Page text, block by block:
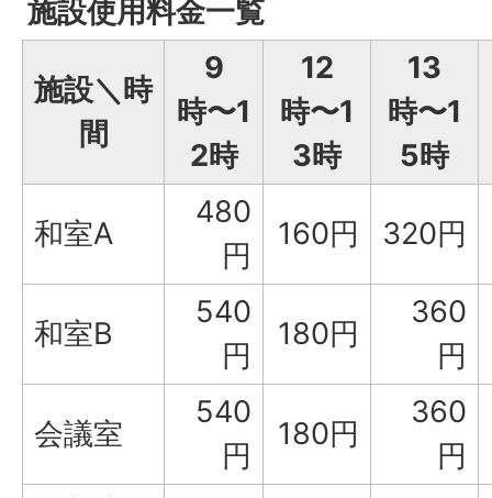
施設使用料金一覧
施設＼時
間
9
時〜1
2時
12
時〜1
3時
13
時〜1
5時
和室A
480
円
160円 320円
和室B
540
円
180円
360
円
会議室
540
円
180円
360
円